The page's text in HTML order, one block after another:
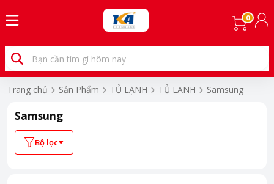
0
Trang chủ Sản Phẩm TỦ LẠNH TỦ LẠNH Samsung
Samsung
Bộ lọc